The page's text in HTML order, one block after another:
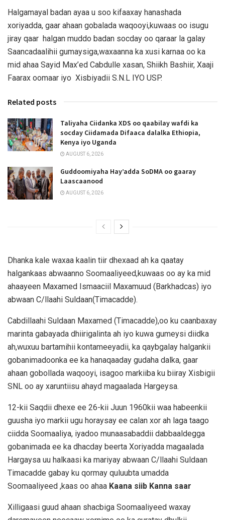
Halgamayal badan ayaa u soo kifaaxay hanashada
xoriyadda, gaar ahaan gobalada waqooyi,kuwaas oo isugu
jiray qaar halgan muddo badan socday oo qaraar la galay
Saancadaalihii gumaysiga,waxaanna ka xusi karnaa oo ka
mid ahaa Sayid Max’ed Cabdulle xasan, Shiikh Bashiir, Xaaji
Faarax oomaar iyo Xisbiyadii S.N.L IYO USP.
Related posts
Taliyaha Ciidanka XDS oo qaabilay wafdi ka
socday Ciidamada Difaaca dalalka Ethiopia,
Kenya iyo Uganda
AUGUST 6, 2026
Guddoomiyaha Hay’adda SoDMA oo gaaray
Laascaanood
AUGUST 6, 2026
Dhanka kale waxaa kaalin tiir dhexaad ah ka qaatay
halgankaas abwaanno Soomaaliyeed,kuwaas oo ay ka mid
ahaayeen Maxamed Ismaaciil Maxamuud (Barkhadcas) iyo
abwaan C/llaahi Suldaan(Timacadde).
Cabdillaahi Suldaan Maxamed (Timacadde),oo ku caanbaxay
marinta gabayada dhiirigalinta ah iyo kuwa gumeysi diidka
ah,wuxuu bartamihii kontameeyadii, ka qaybgalay halgankii
gobanimadoonka ee ka hanaqaaday gudaha dalka, gaar
ahaan gobollada waqooyi, isagoo markiiba ku biiray Xisbigii
SNL oo ay xaruntiisu ahayd magaalada Hargeysa.
12-kii Saqdii dhexe ee 26-kii Juun 1960kii waa habeenkii
guusha iyo markii ugu horaysay ee calan xor ah laga taago
ciidda Soomaaliya, iyadoo munaasabaddii dabbaaldegga
gobanimada ee ka dhacday beerta Xoriyadda magaalada
Hargaysa uu halkaasi ka mariyay abwaan C/llaahi Suldaan
Timacadde gabay ku qormay quluubta umadda
Soomaaliyeed ,kaas oo ahaa Kaana siib Kanna saar
Xilligaasi guud ahaan shacbiga Soomaaliyeed waxay